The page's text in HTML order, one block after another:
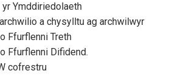
Ymddiriedolaeth
a chysylltu ag archwilwyr
Ffurflenni Treth
Ffurflenni Difidend.
cofrestru